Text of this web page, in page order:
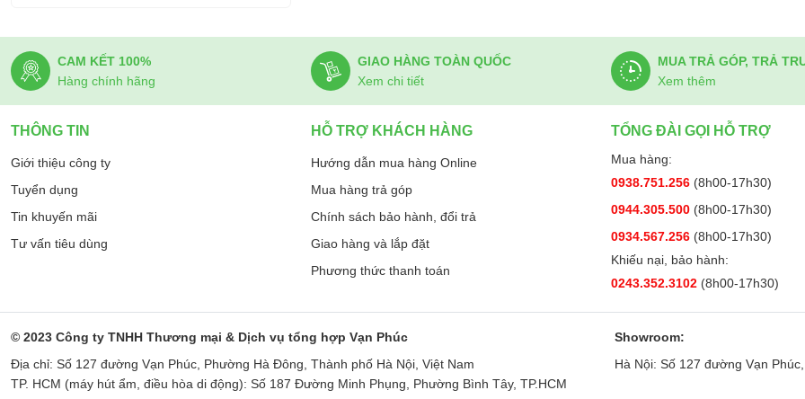
CAM KẾT 100%
Hàng chính hãng
GIAO HÀNG TOÀN QUỐC
Xem chi tiết
MUA TRẢ GÓP, TRẢ
Xem thêm
THÔNG TIN
Giới thiệu công ty
Tuyển dụng
Tin khuyến mãi
Tư vấn tiêu dùng
HỖ TRỢ KHÁCH HÀNG
Hướng dẫn mua hàng Online
Mua hàng trả góp
Chính sách bảo hành, đổi trả
Giao hàng và lắp đặt
Phương thức thanh toán
TỔNG ĐÀI GỌI HỖ TRỢ
Mua hàng:
0938.751.256 (8h00-17h30)
0944.305.500 (8h00-17h30)
0934.567.256 (8h00-17h30)
Khiếu nại, bảo hành:
0243.352.3102 (8h00-17h30)
© 2023 Công ty TNHH Thương mại & Dịch vụ tổng hợp Vạn Phúc
Địa chỉ: Số 127 đường Vạn Phúc, Phường Hà Đông, Thành phố Hà Nội, Việt Nam
TP. HCM (máy hút ẩm, điều hòa di động): Số 187 Đường Minh Phụng, Phường Bình Tây, TP.HCM
Showroom:
Hà Nội: Số 127 đường Vạn